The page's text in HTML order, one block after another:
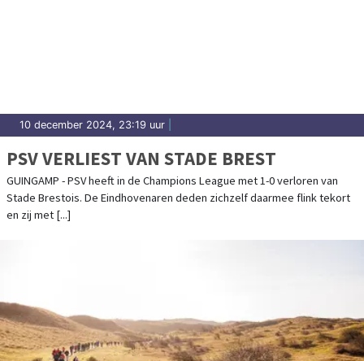
10 december 2024, 23:19 uur
PSV VERLIEST VAN STADE BREST
GUINGAMP - PSV heeft in de Champions League met 1-0 verloren van
Stade Brestois. De Eindhovenaren deden zichzelf daarmee flink tekort
en zij met [...]